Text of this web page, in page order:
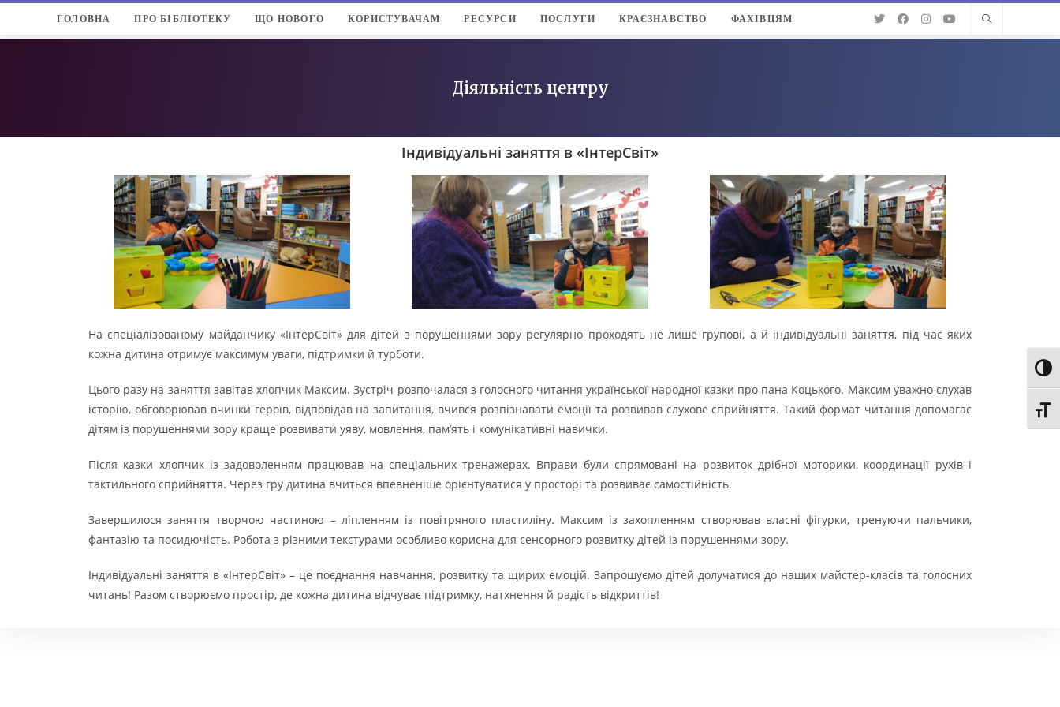
ГОЛОВНА ПРО БІБЛІОТЕКУ ЩО НОВОГО КОРИСТУВАЧАМ РЕСУРСИ ПОСЛУГИ КРАЄЗНАВСТВО ФАХІВЦЯМ
Діяльність центру
Індивідуальні заняття в «ІнтерСвіт»
На спеціалізованому майданчику «ІнтерСвіт» для дітей з порушеннями зору регулярно проходять не лише групові, а й індивідуальні заняття, під час яких
кожна дитина отримує максимум уваги, підтримки й турботи.
Цього разу на заняття завітав хлопчик Максим. Зустріч розпочалася з голосного читання української народної казки про пана Коцького. Максим уважно слухав
історію, обговорював вчинки героїв, відповідав на запитання, вчився розпізнавати емоції та розвивав слухове сприйняття. Такий формат читання допомагає
дітям із порушеннями зору краще розвивати уяву, мовлення, пам’ять і комунікативні навички.
Після казки хлопчик із задоволенням працював на спеціальних тренажерах. Вправи були спрямовані на розвиток дрібної моторики, координації рухів і
тактильного сприйняття. Через гру дитина вчиться впевненіше орієнтуватися у просторі та розвиває самостійність.
Завершилося заняття творчою частиною – ліпленням із повітряного пластиліну. Максим із захопленням створював власні фігурки, тренуючи пальчики,
фантазію та посидючість. Робота з різними текстурами особливо корисна для сенсорного розвитку дітей із порушеннями зору.
Індивідуальні заняття в «ІнтерСвіт» – це поєднання навчання, розвитку та щирих емоцій. Запрошуємо дітей долучатися до наших майстер-класів та голосних
читань! Разом створюємо простір, де кожна дитина відчуває підтримку, натхнення й радість відкриттів!